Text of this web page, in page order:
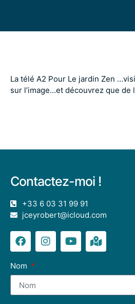
La télé A2 Pour Le jardin Zen
sur l’image…et découvrez que de
Contactez-moi !
+33 6 03 31 99 91
jceyrobert@icloud.com
Nom